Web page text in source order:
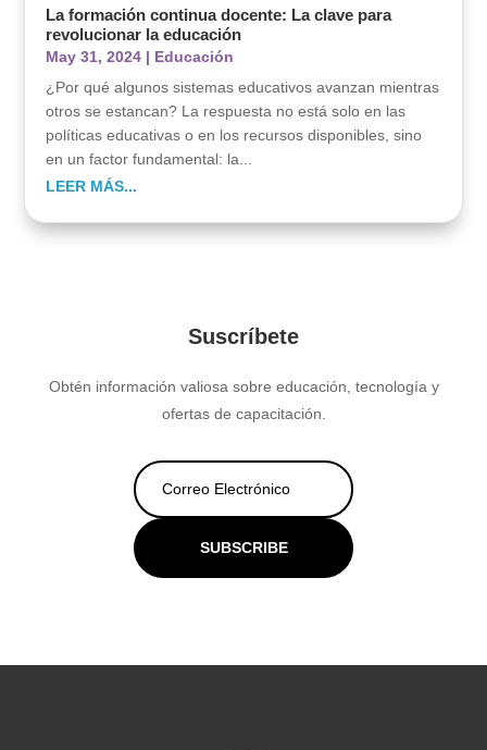
La formación continua docente: La clave para
revolucionar la educación
May 31, 2024 | Educación
¿Por qué algunos sistemas educativos avanzan mientras
otros se estancan? La respuesta no está solo en las
políticas educativas o en los recursos disponibles, sino
en un factor fundamental: la...
LEER MÁS...
Suscríbete
Obtén información valiosa sobre educación, tecnología y
ofertas de capacitación.
SUBSCRIBE